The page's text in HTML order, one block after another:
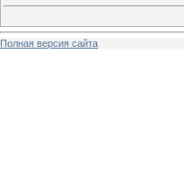
Полная версия сайта